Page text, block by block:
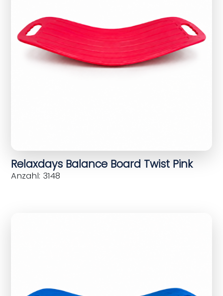
Relaxdays Balance Board Twist Pink
Anzahl: 3148